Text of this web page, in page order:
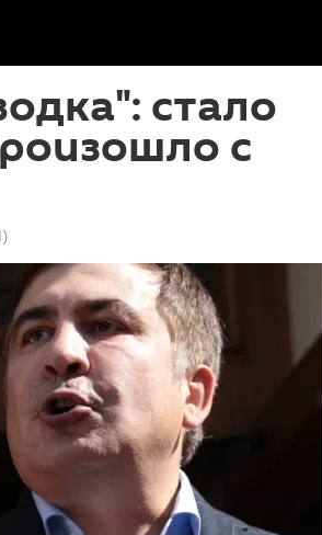
стало
с
)